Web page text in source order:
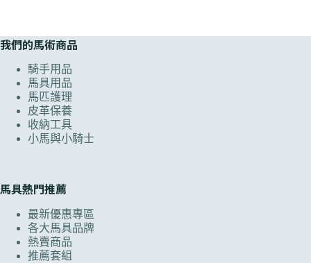
我們的馬術商品
騎手用品
馬具用品
馬匹護理
皮革保養
收納工具
小馬與小騎士
馬具熱門推薦
最新優惠專區
各大馬具品牌
熱賣商品
推薦套組